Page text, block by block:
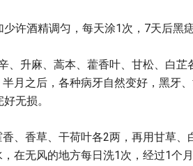
许酒精调匀，每天涂1次，7天后黑痣
、升麻、蒿本、藿香叶、甘松、白
月之后，各种病牙自然变好，黑牙
无损。
、香草、干荷叶各2两，再用甘草、
在无风的地方每日洗1次，经过1个